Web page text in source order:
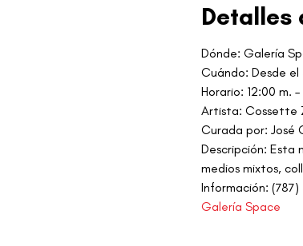
Detalles
Dónde: Galería
Cuándo: Desde
Horario: 12:00 m.
Artista: Cossette
Curada por: José
Descripción: Esta
medios mixtos,
Información:
Galería Space